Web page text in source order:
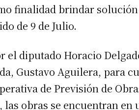
finalidad brindar
de 9 de Julio.
el diputado Horacio
Gustavo Aguilera, para
de Previsión de
obras se encuentran en